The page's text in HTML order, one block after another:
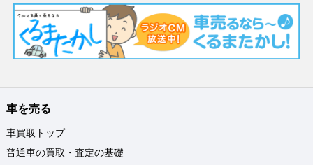
車を売る
車買取トップ
普通車の買取・査定の基礎